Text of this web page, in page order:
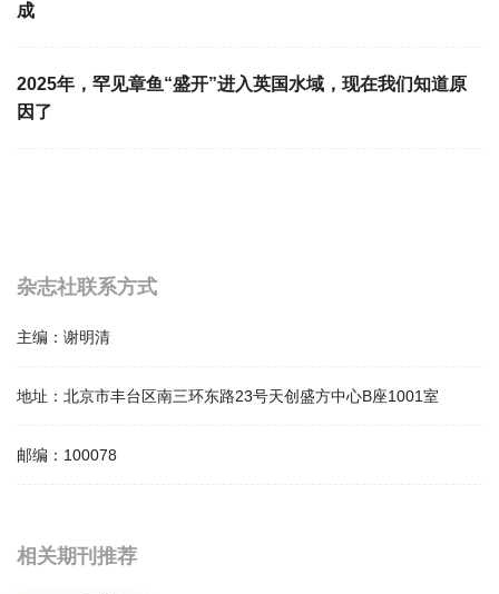
成
2025年，罕见章鱼“盛开”进入英国水域，现在我们知道原
因了
杂志社联系方式
主编： 谢明清
地址： 北京市丰台区南三环东路23号天创盛方中心B座1001室
邮编： 100078
相关提问
相关期刊推荐